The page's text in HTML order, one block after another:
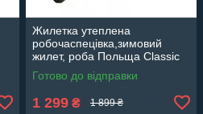
Жилетка утеплена
робочаспецівка,зимовий
жилет, роба Польща Classic
Готово до відправки
1 299 ₴ 1 899 ₴